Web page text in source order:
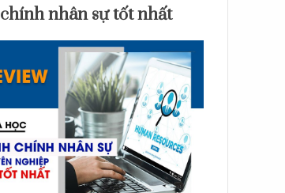
chính nhân sự tốt nhất